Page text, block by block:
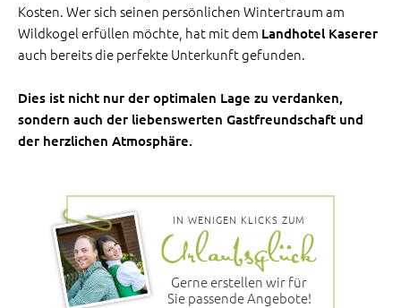
Kosten. Wer sich seinen persönlichen Wintertraum am
Wildkogel erfüllen möchte, hat mit dem Landhotel Kaserer
auch bereits die perfekte Unterkunft gefunden.
Dies ist nicht nur der optimalen Lage zu verdanken,
sondern auch der liebenswerten Gastfreundschaft und
der herzlichen Atmosphäre.
IN WENIGEN KLICKS ZUM
Gerne erstellen wir für
Sie passende Angebote!